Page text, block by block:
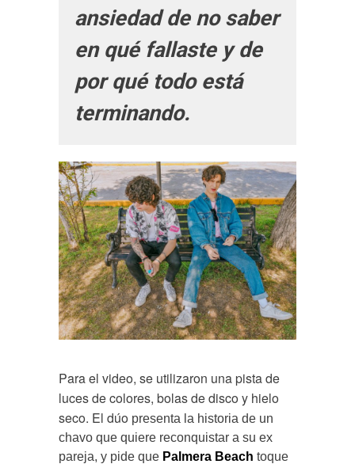
ansiedad de no saber
en qué fallaste y de
por qué todo está
terminando.
Para el video, se utilizaron una pista de
luces de colores, bolas de disco y hielo
seco. El dúo presenta la historia de un
chavo que quiere reconquistar a su ex
pareja, y pide que Palmera Beach toque